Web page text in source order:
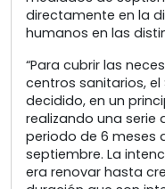
directamente en la
humanos en las
“Para cubrir las
centros sanitarios, el
decidido, en un
realizando una serie
periodo de 6 meses
septiembre. La
era renovar hasta